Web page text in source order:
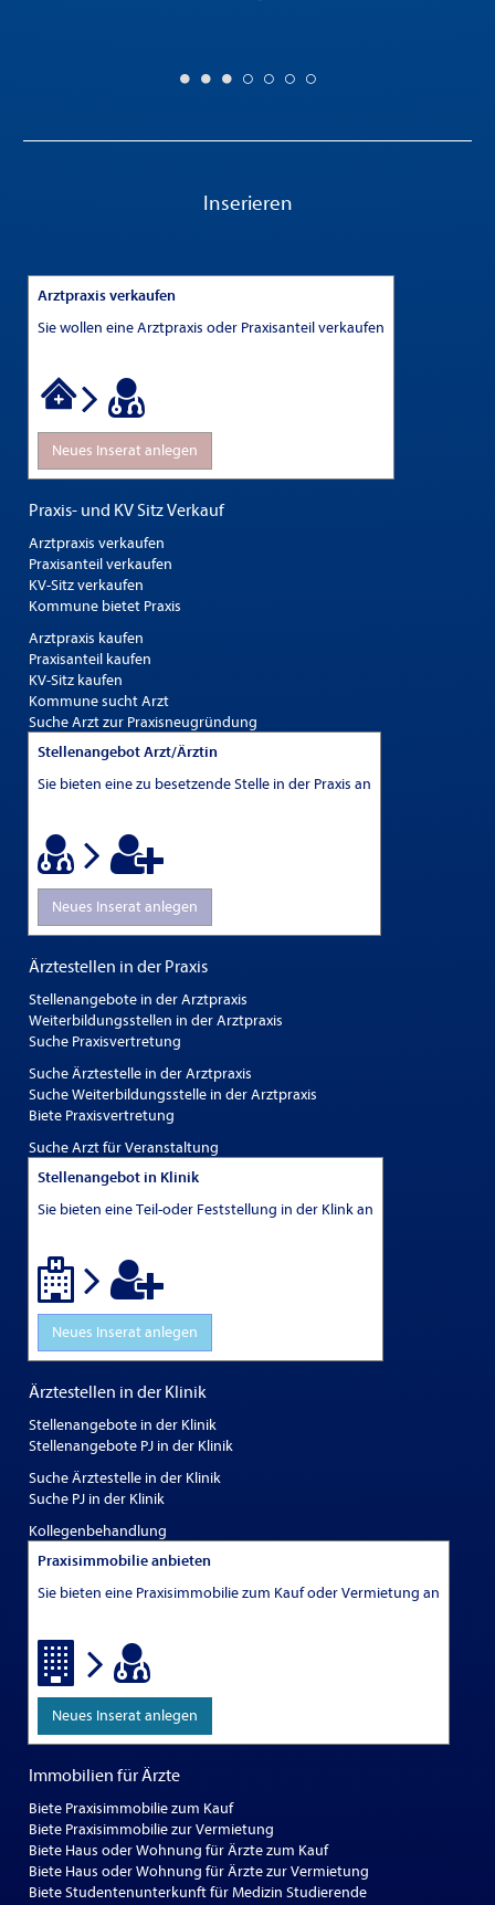
Inserieren
Arztpraxis verkaufen
Sie wollen eine Arztpraxis oder Praxisanteil verkaufen
Neues Inserat anlegen
Praxis- und KV Sitz Verkauf
Arztpraxis verkaufen
Praxisanteil verkaufen
KV-Sitz verkaufen
Kommune bietet Praxis
Arztpraxis kaufen
Praxisanteil kaufen
KV-Sitz kaufen
Kommune sucht Arzt
Suche Arzt zur Praxisneugründung
Stellenangebot Arzt/Ärztin
Sie bieten eine zu besetzende Stelle in der Praxis an
Neues Inserat anlegen
Ärztestellen in der Praxis
Stellenangebote in der Arztpraxis
Weiterbildungsstellen in der Arztpraxis
Suche Praxisvertretung
Suche Ärztestelle in der Arztpraxis
Suche Weiterbildungsstelle in der Arztpraxis
Biete Praxisvertretung
Suche Arzt für Veranstaltung
Stellenangebot in Klinik
Sie bieten eine Teil-oder Feststellung in der Klink an
Neues Inserat anlegen
Ärztestellen in der Klinik
Stellenangebote in der Klinik
Stellenangebote PJ in der Klinik
Suche Ärztestelle in der Klinik
Suche PJ in der Klinik
Kollegenbehandlung
Praxisimmobilie anbieten
Sie bieten eine Praxisimmobilie zum Kauf oder Vermietung an
Neues Inserat anlegen
Immobilien für Ärzte
Biete Praxisimmobilie zum Kauf
Biete Praxisimmobilie zur Vermietung
Biete Haus oder Wohnung für Ärzte zum Kauf
Biete Haus oder Wohnung für Ärzte zur Vermietung
Biete Studentenunterkunft für Medizin Studierende